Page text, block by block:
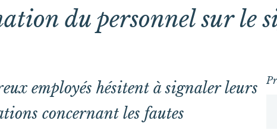
du personnel sur le
employés hésitent à signaler leurs
concernant les fautes